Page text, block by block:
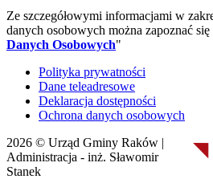
Ze szczegółowymi informacjami w
danych osobowych można zapoznać się
Danych Osobowych"
Polityka prywatności
Dane teleadresowe
Deklaracja dostępności
Ochrona danych osobowych
2026 © Urząd Gminy Raków |
Administracja - inż. Sławomir
Stanek